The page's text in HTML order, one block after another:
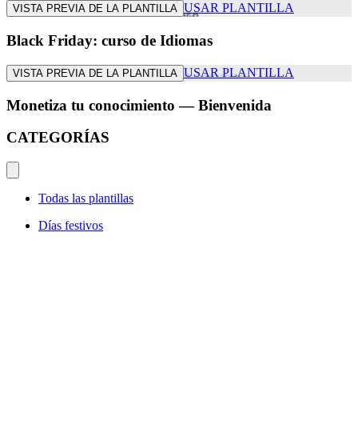
VISTA PREVIA DE LA PLANTILLA USAR PLANTILLA
Black Friday: curso de Idiomas
VISTA PREVIA DE LA PLANTILLA USAR PLANTILLA
Monetiza tu conocimiento — Bienvenida
CATEGORÍAS
Todas las plantillas
Días festivos